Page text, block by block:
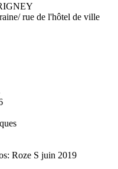
rue de l'hôtel de ville
Roze S juin 2019